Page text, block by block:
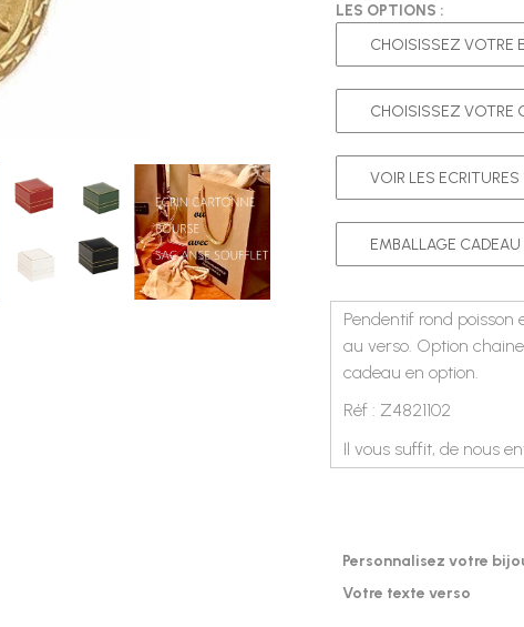
LES OPTIONS :
Pendentif rond poisson
au verso. Option
cadeau en option.
Réf : Z4821102
Il vous suffit, de nous
Personnalisez votre
Votre texte verso